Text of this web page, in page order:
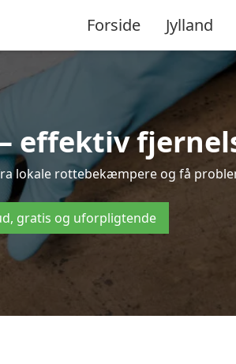
Forside Jylland
effektiv
lokale rottebekæmpere og få
gratis og uforpligtende